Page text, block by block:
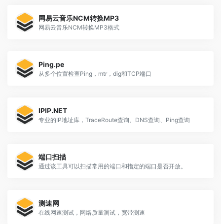
网易云音乐NCM转换MP3
网易云音乐NCM转换MP3格式
Ping.pe
从多个位置检查Ping，mtr，dig和TCP端口
IPIP.NET
专业的IP地址库，TraceRoute查询、DNS查询、Ping查询
端口扫描
通过该工具可以扫描常用的端口和指定的端口是否开放。
测速网
在线网速测试，网络质量测试，宽带测速